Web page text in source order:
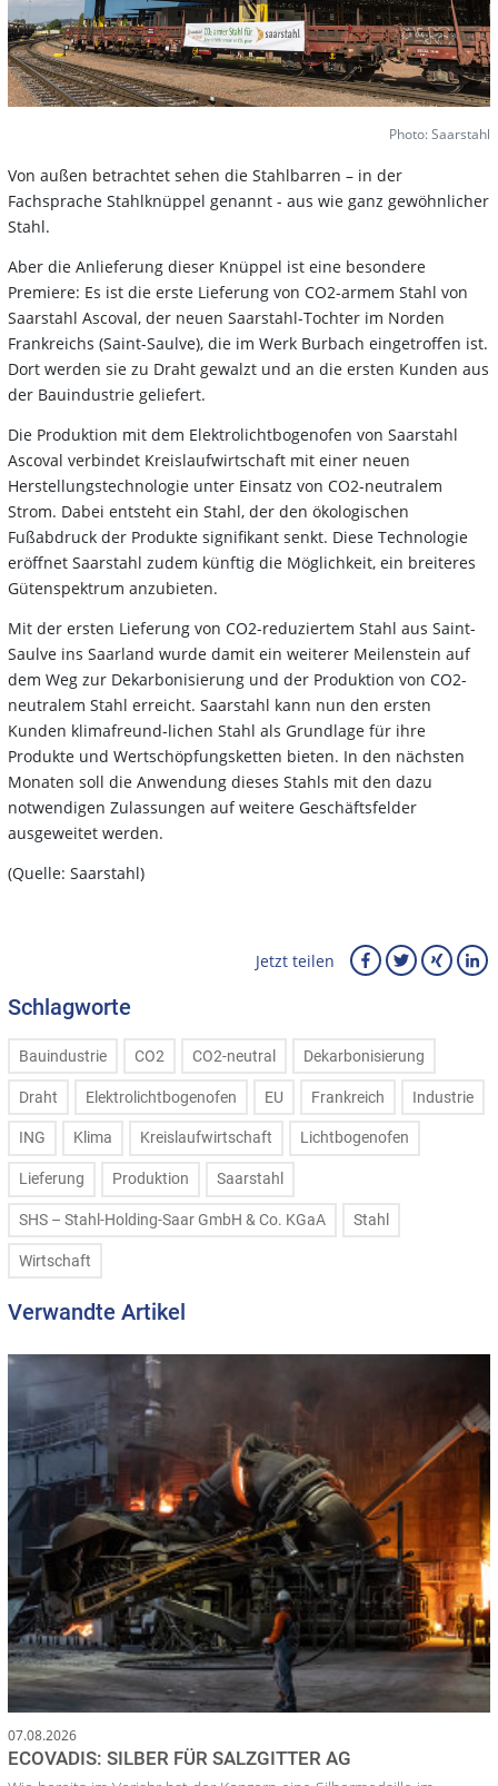
Von außen betrachtet sehen die Stahlbarren – in der
Fachsprache Stahlknüppel genannt - aus wie ganz gewöhnlicher
Stahl.
Aber die Anlieferung dieser Knüppel ist eine besondere
Premiere: Es ist die erste Lieferung von CO2-armem Stahl von
Saarstahl Ascoval, der neuen Saarstahl-Tochter im Norden
Frankreichs (Saint-Saulve), die im Werk Burbach eingetroffen ist.
Dort werden sie zu Draht gewalzt und an die ersten Kunden aus
der Bauindustrie geliefert.
Die Produktion mit dem Elektrolichtbogenofen von Saarstahl
Ascoval verbindet Kreislaufwirtschaft mit einer neuen
Herstellungstechnologie unter Einsatz von CO2-neutralem
Strom. Dabei entsteht ein Stahl, der den ökologischen
Fußabdruck der Produkte signifikant senkt. Diese Technologie
eröffnet Saarstahl zudem künftig die Möglichkeit, ein breiteres
Gütenspektrum anzubieten.
Mit der ersten Lieferung von CO2-reduziertem Stahl aus Saint-
Saulve ins Saarland wurde damit ein weiterer Meilenstein auf
dem Weg zur Dekarbonisierung und der Produktion von CO2-
neutralem Stahl erreicht. Saarstahl kann nun den ersten
Kunden klimafreund-lichen Stahl als Grundlage für ihre
Produkte und Wertschöpfungsketten bieten. In den nächsten
Monaten soll die Anwendung dieses Stahls mit den dazu
notwendigen Zulassungen auf weitere Geschäftsfelder
ausgeweitet werden.
(Quelle: Saarstahl)
Photo: Saarstahl
Jetzt teilen
Schlagworte
Bauindustrie CO2 CO2-neutral Dekarbonisierung
Draht Elektrolichtbogenofen EU Frankreich Industrie
ING Klima Kreislaufwirtschaft Lichtbogenofen
Lieferung Produktion Saarstahl
SHS – Stahl-Holding-Saar GmbH & Co. KGaA Stahl
Wirtschaft
Verwandte Artikel
07.08.2026
ECOVADIS: SILBER FÜR SALZGITTER AG